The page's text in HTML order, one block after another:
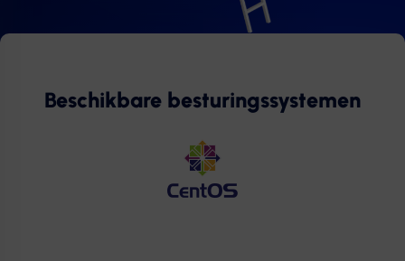
Beschikbare besturingssystemen